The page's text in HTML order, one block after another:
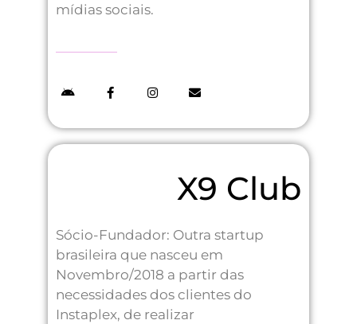
mídias sociais.
X9 Club
Sócio-Fundador: Outra startup
brasileira que nasceu em
Novembro/2018 a partir das
necessidades dos clientes do
Instaplex, de realizar